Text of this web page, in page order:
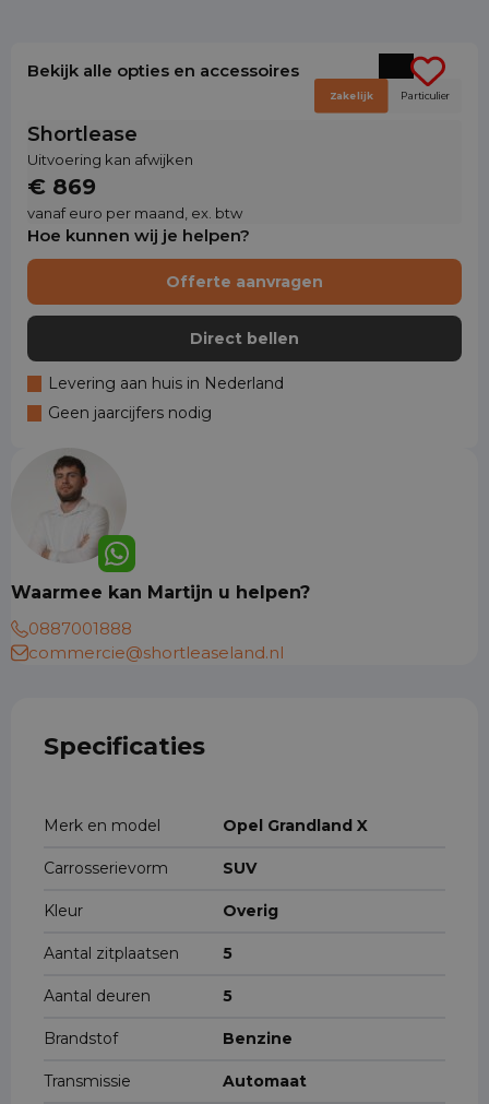
Bekijk alle opties en accessoires
Shortlease
Uitvoering kan afwijken
€ 869
vanaf euro per maand, ex. btw
Zakelijk Particulier
Hoe kunnen wij je helpen?
Offerte aanvragen
Direct bellen
Levering aan huis in Nederland
Geen jaarcijfers nodig
Waarmee kan Martijn u helpen?
0887001888
commercie@shortleaseland.nl
Specificaties
Merk en model Opel Grandland X
Carrosserievorm SUV
Kleur Overig
Aantal zitplaatsen 5
Aantal deuren 5
Brandstof Benzine
Transmissie Automaat